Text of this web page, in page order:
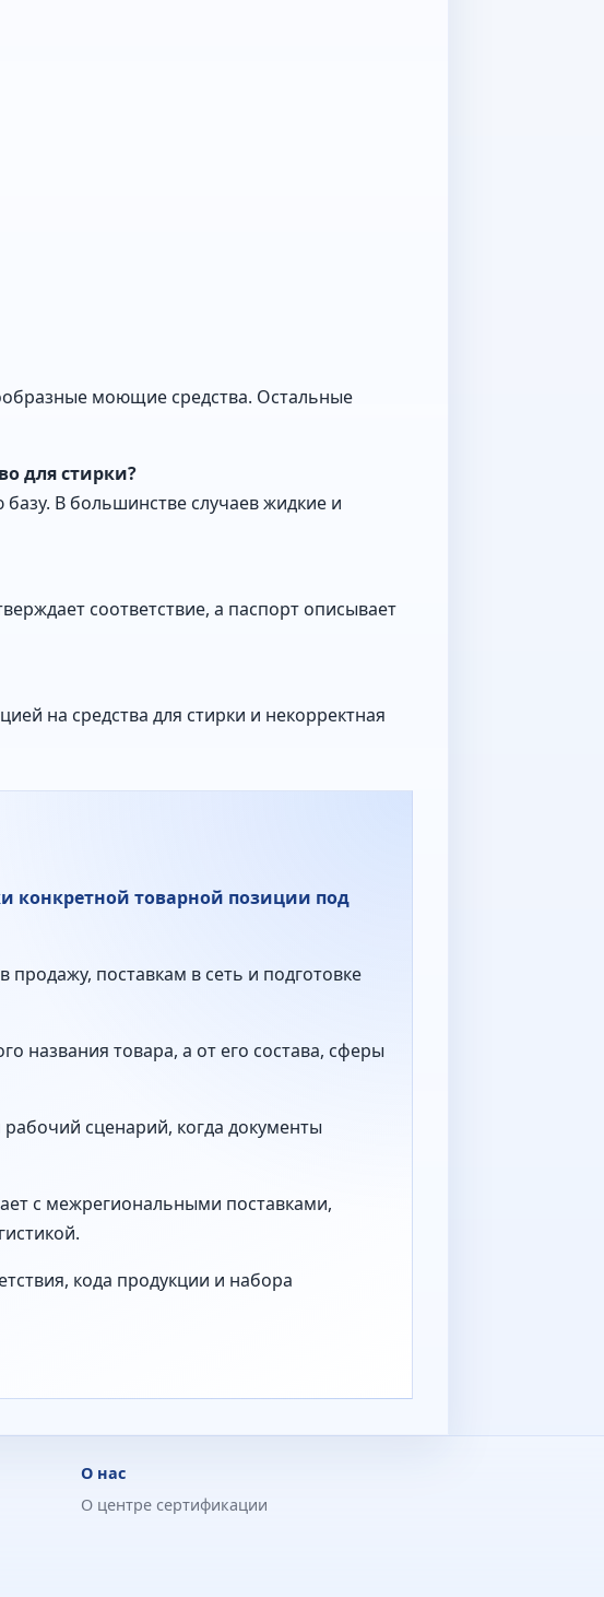
моющие средства. Остальные
для стирки?
базу. В большинстве случаев жидкие и
соответствие, а паспорт описывает
на средства для стирки и некорректная
конкретной товарной позиции под
поставкам в сеть и подготовке
названия товара, а от его состава, сферы
сценарий, когда документы
с межрегиональными поставками,
кода продукции и набора
О нас
О центре сертификации